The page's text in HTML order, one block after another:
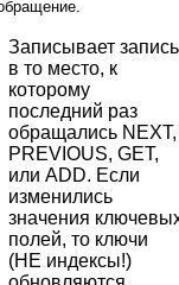
Записывает запись
в то место, к
которому
последний раз
обращались NEXT,
PREVIOUS, GET,
или ADD. Если
изменились
значения
полей, то ключи
(НЕ индексы!)